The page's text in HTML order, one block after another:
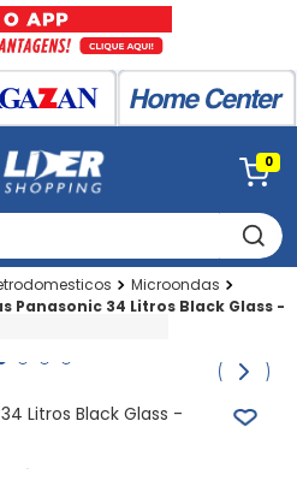
0
Microondas
Panasonic 34 Litros Black Glass -
Litros Black Glass -